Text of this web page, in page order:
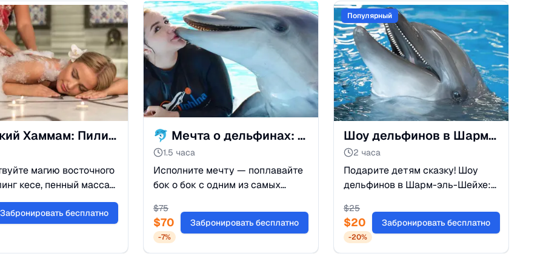
Турецкий Хаммам: Пилинг, Пенный массаж и Релакс
магию восточного
кесе, пенный массаж
масла для сияющей
загар
Забронировать бесплатно
🐬 Мечта о дельфинах: плыви, улыбайся и почувствуй волшебство Шарма
1.5 часа
Исполните мечту — поплавайте
бок о бок с одним из самых
моря! Это уникальная
возможность прикоснуться к
дельфину, поиграть и даже
«станцевать» вместе под
$75
$70
-7%
Забронировать бесплатно
Популярный
Шоу дельфинов в Шарм-эль-Шейхе: Семейная экскурсия
2 часа
Подарите детям сказку! Шоу
дельфинов в Шарм-эль-Шейхе:
море улыбок. Трансфер из отеля
включен. Бронируйте билеты на
яркое шоу!
$25
$20
-20%
Забронировать бесплатно